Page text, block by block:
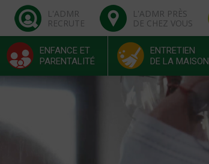
L'ADMR
RECRUTE
L'ADMR PRÈS
DE CHEZ VOUS
ENFANCE ET
PARENTALITÉ
ENTRETIEN
DE LA MAISON